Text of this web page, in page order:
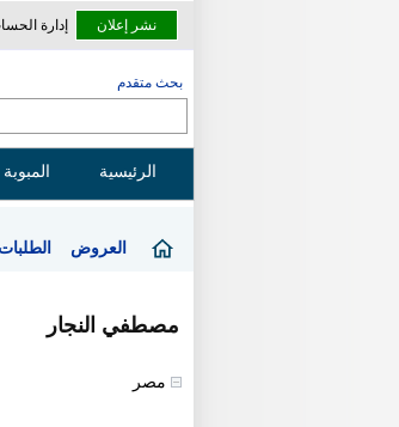
نشر إعلان إدارة
بحث متقدم
الرئيسية المبوبة
العروض الطلبات
مصطفي النجار
مصر